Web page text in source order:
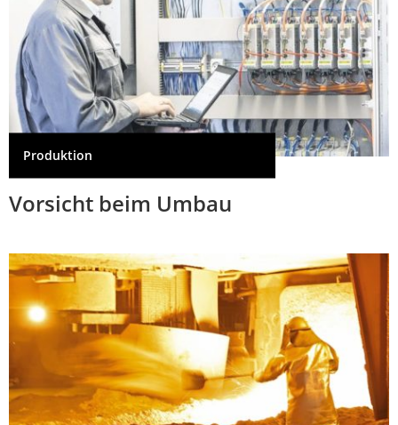
Produktion
Vorsicht beim Umbau